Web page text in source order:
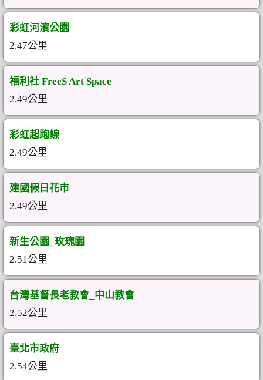
彩虹河濱公園
2.47公里
福利社 FreeS Art Space
2.49公里
彩虹起跑線
2.49公里
建國假日花市
2.49公里
新生公園_玫瑰園
2.51公里
台灣基督長老教會_中山教會
2.52公里
臺北市政府
2.54公里